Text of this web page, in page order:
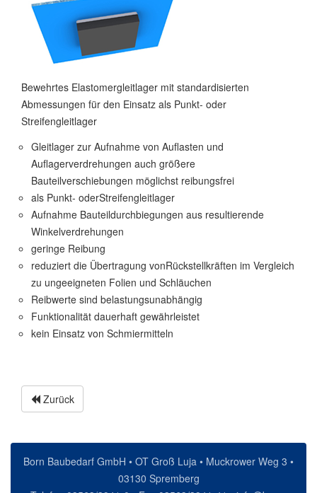
Bewehrtes Elastomergleitlager mit standardisierten
Abmessungen für den Einsatz als Punkt- oder
Streifengleitlager
Gleitlager zur Aufnahme von Auflasten und
Auflagerverdrehungen auch größere
Bauteilverschiebungen möglichst reibungsfrei
als Punkt- oderStreifengleitlager
Aufnahme Bauteildurchbiegungen aus resultierende
Winkelverdrehungen
geringe Reibung
reduziert die Übertragung vonRückstellkräften im Vergleich
zu ungeeigneten Folien und Schläuchen
Reibwerte sind belastungsunabhängig
Funktionalität dauerhaft gewährleistet
kein Einsatz von Schmiermitteln
Zurück
Born Baubedarf GmbH • OT Groß Luja • Muckrower Weg 3 •
03130 Spremberg